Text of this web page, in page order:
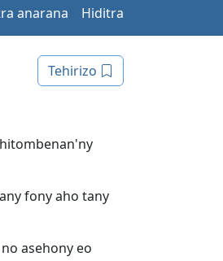
anarana Hiditra
Tehirizo
fony aho tany
asehony eo